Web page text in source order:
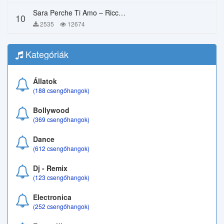
10 Sara Perche Ti Amo – Ricchi E Poveri
2535 12674
Kategóriák
Állatok
(188 csengőhangok)
Bollywood
(369 csengőhangok)
Dance
(612 csengőhangok)
Dj - Remix
(123 csengőhangok)
Electronica
(252 csengőhangok)